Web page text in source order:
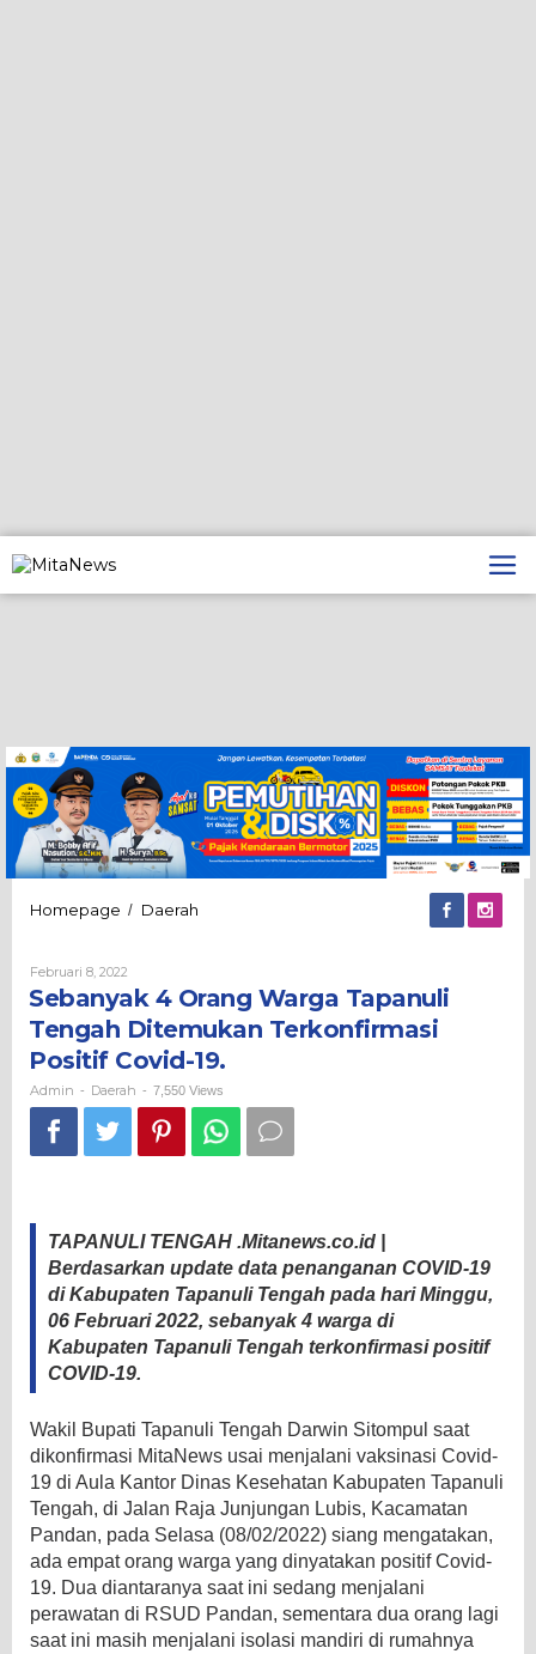
ke
konten
Homepage / Daerah
Tapanuli
Tengah
Ditemukan
Terkonfirmasi
Covid-
19.
Februari 8, 2022
Admin
Sebanyak 4 Orang Warga Tapanuli
Tengah Ditemukan Terkonfirmasi
Positif Covid-19.
Admin - Daerah - 7,550 Views
TAPANULI TENGAH .Mitanews.co.id |
Berdasarkan update data penanganan COVID-19
di Kabupaten Tapanuli Tengah pada hari Minggu,
06 Februari 2022, sebanyak 4 warga di
Kabupaten Tapanuli Tengah terkonfirmasi positif
COVID-19.
Wakil Bupati Tapanuli Tengah Darwin Sitompul saat
dikonfirmasi MitaNews usai menjalani vaksinasi Covid-
19 di Aula Kantor Dinas Kesehatan Kabupaten Tapanuli
Tengah, di Jalan Raja Junjungan Lubis, Kacamatan
Pandan, pada Selasa (08/02/2022) siang mengatakan,
ada empat orang warga yang dinyatakan positif Covid-
19. Dua diantaranya saat ini sedang menjalani
perawatan di RSUD Pandan, sementara dua orang lagi
saat ini masih menjalani isolasi mandiri di rumahnya